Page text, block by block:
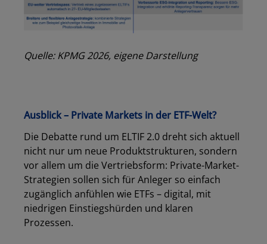
Quelle: KPMG 2026, eigene Darstellung
Ausblick – Private Markets in der ETF-Welt?
Die Debatte rund um ELTIF 2.0 dreht sich aktuell
nicht nur um neue Produktstrukturen, sondern
vor allem um die Vertriebsform: Private-Market-
Strategien sollen sich für Anleger so einfach
zugänglich anfühlen wie ETFs – digital, mit
niedrigen Einstiegshürden und klaren
Prozessen.